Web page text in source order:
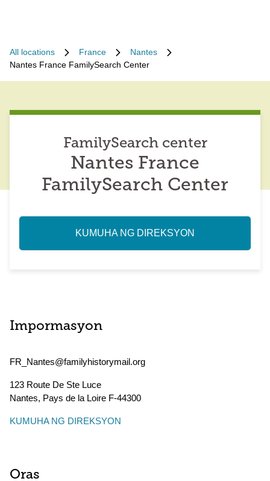
All locations France
Nantes
Nantes France FamilySearch Center
FamilySearch center
Nantes France
FamilySearch Center
KUMUHA NG DIREKSYON
Impormasyon
FR_Nantes@familyhistorymail.org
123 Route De Ste Luce
Nantes, Pays de la Loire F-44300
KUMUHA NG DIREKSYON
Oras